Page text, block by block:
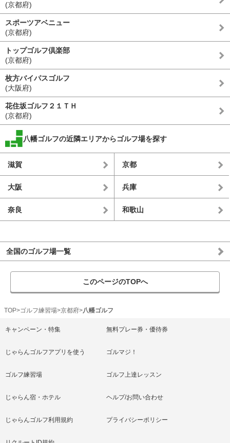
(京都府)
スポーツアベニュー
(京都府)
トップゴルフ倶楽部
(京都府)
枚方バイパスゴルフ
(大阪府)
花住坂ゴルフ２１ＴＨ
(京都府)
八幡ゴルフの近隣エリアからゴルフ場を探す
滋賀 京都
大阪 兵庫
奈良 和歌山
全国のゴルフ場一覧
このページのTOPへ
TOP ゴルフ練習場 京都府 八幡ゴルフ
キャンペーン・特集 無料プレー券・優待券
じゃらんゴルフアプリを使う ゴルマジ！
ゴルフ練習場 ゴルフ上達レッスン
じゃらん宿・ホテル ヘルプ/お問い合わせ
じゃらんゴルフ利用規約 プライバシーポリシー